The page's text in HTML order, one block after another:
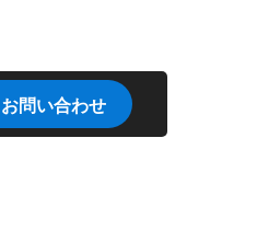
お問い合わせ